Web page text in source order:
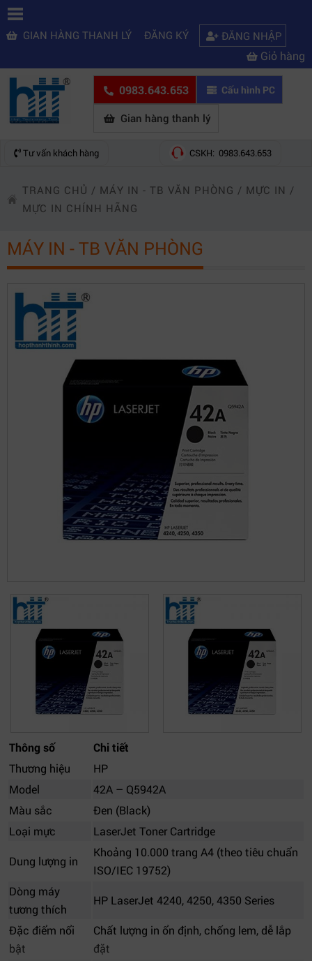
GIAN HÀNG THANH LÝ ĐĂNG KÝ ĐĂNG NHẬP
Giỏ hàng
0983.643.653 Cấu hình PC
Gian hàng thanh lý
Tư vấn khách hàng CSKH: 0983.643.653
TRANG CHỦ / MÁY IN - TB VĂN PHÒNG / MỰC IN /
MỰC IN CHÍNH HÃNG
MÁY IN - TB VĂN PHÒNG
Thông số
Chi tiết
Thương hiệu
HP
Model
42A – Q5942A
Màu sắc
Đen (Black)
Loại mực
LaserJet Toner Cartridge
Dung lượng in
Khoảng 10.000 trang A4 (theo tiêu chuẩn
ISO/IEC 19752)
Dòng máy
tương thích
HP LaserJet 4240, 4250, 4350 Series
Đặc điểm nổi
bật
Chất lượng in ổn định, chống lem, dễ lắp
đặt